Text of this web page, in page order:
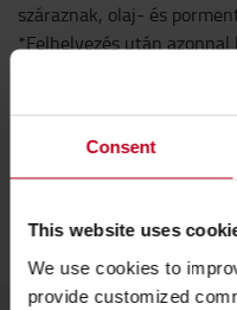
Consent
This website uses
We use cookies to
provide customized
száraznak, olaj- és
*Felhelyezés után